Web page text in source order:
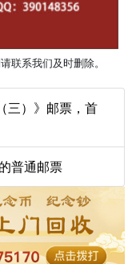
联系我们及时删除。
三）》邮票，首
普通邮票